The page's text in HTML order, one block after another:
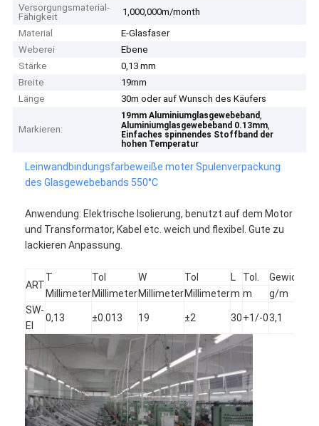
Versorgungsmaterial-
Fähigkeit
1,000,000m/month
Material
E-Glasfaser
Weberei
Ebene
Stärke
0,13 mm
Breite
19mm
Länge
30m oder auf Wunsch des Käufers
Markieren:
19mm Aluminiumglasgewebeband,
Aluminiumglasgewebeband 0.13mm,
Einfaches spinnendes Stoffband der
hohen Temperatur
Leinwandbindungsfarbeweiße moter Spulenverpackung
des Glasgewebebands 550°C
Anwendung: Elektrische Isolierung, benutzt auf dem Motor
und Transformator, Kabel etc. weich und flexibel. Gute zu
lackieren Anpassung.
ART
T Tol W Tol L Tol. Gewicht
MillimeterMillimeterMillimeterMillimeterm m g/m
SW-
EI
0,13 ±0.013 19 ±2 30+1/-03,1